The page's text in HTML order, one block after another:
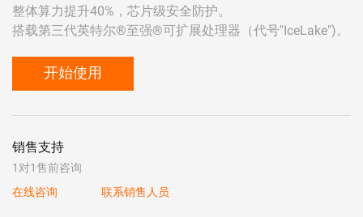
整体算力提升40%，芯片级安全防护。
搭载第三代英特尔®至强®可扩展处理器（代号"IceLake")。
开始使用
销售支持
1对1售前咨询
在线咨询
联系销售人员